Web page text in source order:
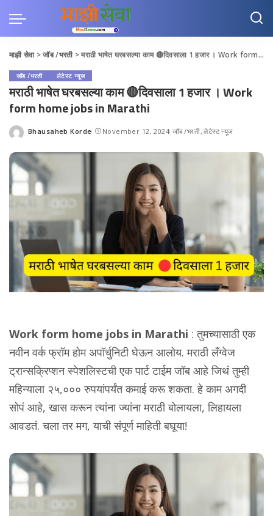
माझी सेवा>जॉब /भरती>मराठी भाषेत घरबसल्या काम 🔴दिवसाला 1 हजार । Work form home jobs in Marathi
जॉब /भरती लेटेस्ट न्यूज
मराठी भाषेत घरबसल्या काम 🔴दिवसाला 1 हजार । Work
form home jobs in Marathi
Posted
Bhausaheb Korde November 12, 2024 जॉब /भरती लेटेस्ट न्यूज
Work form home jobs in Marathi : तुमच्यासाठी एक
नवीन वर्क फ्रॉम होम अपॉर्चुनिटी घेऊन आलोय. मराठी लँग्वेज
ट्रान्सक्रिप्शन स्पेशलिस्टची एक पार्ट टाईम जॉब आहे जिथं तुम्ही
महिन्याला २५,००० रुपयांपर्यंत कमाई करू शकता. हे काम अगदी
सोपं आहे, खास करून त्यांना ज्यांना मराठी बोलायला, लिहायला
आवडतं. चला तर मग, याची संपूर्ण माहिती बघूया!